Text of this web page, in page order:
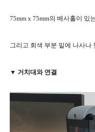
75mm x 75mm의 베사홀이 있
그리고 회색 부분 밑에 나사나
▼ 거치대와 연결